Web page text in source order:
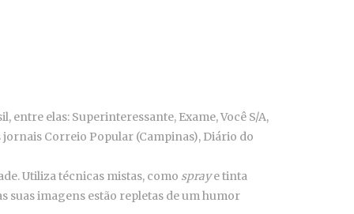
elas: Superinteressante, Exame, Você S/A,
Correio Popular (Campinas), Diário do
Utiliza técnicas mistas, como spraye tinta
suas imagens estão repletas de um humor